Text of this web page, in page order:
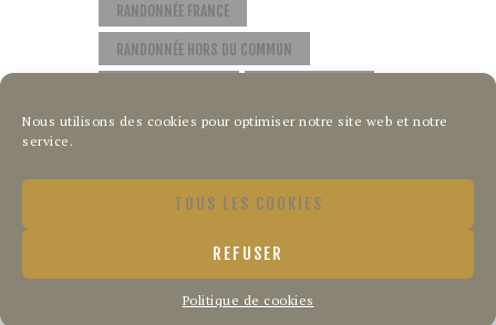
Nous utilisons des cookies pour optimiser notre site web et notre
service.
TOUS LES COOKIES
REFUSER
Politique de cookies
RANDONNÉE FRANCE
RANDONNÉE HORS DU COMMUN
CONTACT POLITIQUE DE COOKIES